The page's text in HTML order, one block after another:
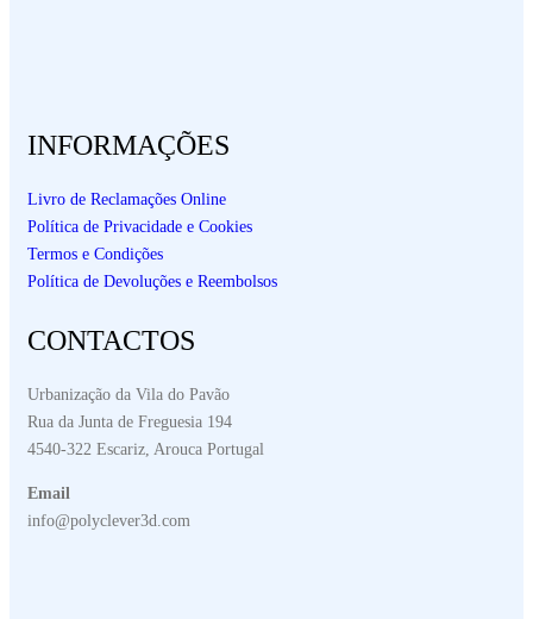
INFORMAÇÕES
Livro de Reclamações Online
Política de Privacidade e Cookies
Termos e Condições
Política de Devoluções e Reembolsos
CONTACTOS
Urbanização da Vila do Pavão
Rua da Junta de Freguesia 194
4540-322 Escariz, Arouca Portugal
Email
info@polyclever3d.com